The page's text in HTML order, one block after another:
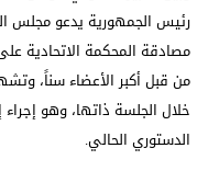
مصادقة المحكمة الاتحادية
من قبل أكبر الأعضاء سناً،
خلال الجلسة ذاتها، وهو
الدستوري الحالي.